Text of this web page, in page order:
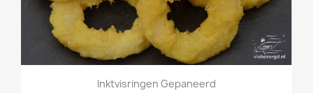
Inktvisringen Gepaneerd